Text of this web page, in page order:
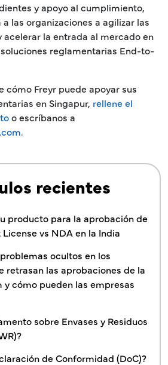
y apoyo al cumplimiento,
a las organizaciones a agilizar las
la entrada al mercado en
reglamentarias End-to-
cómo Freyr puede apoyar sus
en Singapur, rellene el
o escríbanos a
recientes
producto para la aprobación de
vs NDA en la India
ocultos en los
retrasan las aprobaciones de la
y cómo pueden las empresas
sobre Envases y Residuos
de Conformidad (DoC)?